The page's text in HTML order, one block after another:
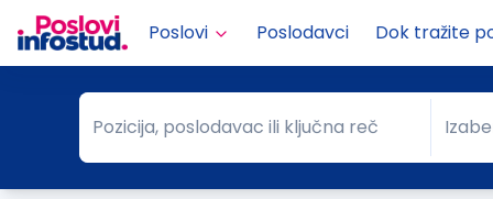
Poslovi Poslodavci Dok tražite
Pozicija, poslodavac ili ključna reč
Pozicija, poslodavac ili ključna reč Grad